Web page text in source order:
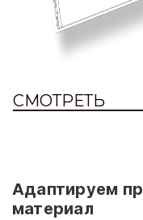
СМОТРЕТЬ
Адаптируем
материал